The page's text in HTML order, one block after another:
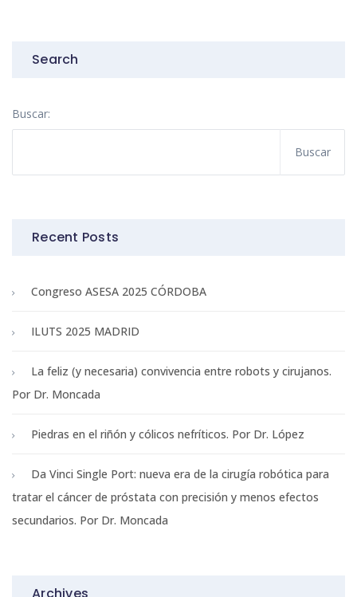
Search
Buscar:
Recent Posts
Congreso ASESA 2025 CÓRDOBA
ILUTS 2025 MADRID
La feliz (y necesaria) convivencia entre robots y cirujanos.
Por Dr. Moncada
Piedras en el riñón y cólicos nefríticos. Por Dr. López
Da Vinci Single Port: nueva era de la cirugía robótica para
tratar el cáncer de próstata con precisión y menos efectos
secundarios. Por Dr. Moncada
Archives